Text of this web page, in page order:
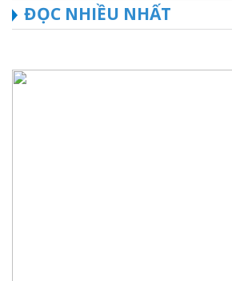
ĐỌC NHIỀU NHẤT